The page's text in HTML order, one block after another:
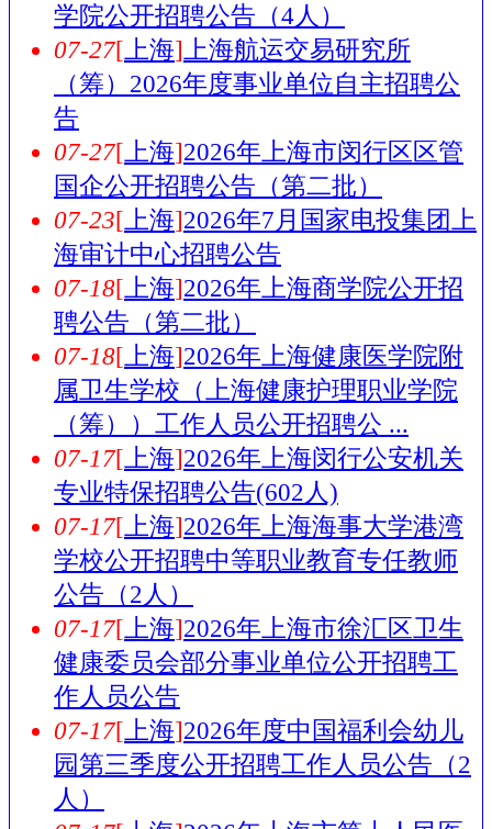
学院公开招聘公告（4人）
07-27[ 上海] 上海航运交易研究所
（筹）2026年度事业单位自主招聘公
告
07-27[ 上海]2026年上海市闵行区区管
国企公开招聘公告（第二批）
07-23[ 上海]2026年7月国家电投集团上
海审计中心招聘公告
07-18[ 上海]2026年上海商学院公开招
聘公告（第二批）
07-18[ 上海]2026年上海健康医学院附
属卫生学校（上海健康护理职业学院
（筹））工作人员公开招聘公 ...
07-17[ 上海]2026年上海闵行公安机关
专业特保招聘公告(602人)
07-17[ 上海]2026年上海海事大学港湾
学校公开招聘中等职业教育专任教师
公告（2人）
07-17[ 上海]2026年上海市徐汇区卫生
健康委员会部分事业单位公开招聘工
作人员公告
07-17[ 上海]2026年度中国福利会幼儿
园第三季度公开招聘工作人员公告（2
人）